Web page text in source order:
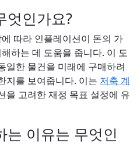
엇인가요?
따라 인플레이션이 돈의 가
하는 데 도움을 줍니다. 이 도
일한 물건을 미래에 구매하려
지를 보여줍니다. 이는 저축 계
을 고려한 재정 목표 설정에 유
는 이유는 무엇인